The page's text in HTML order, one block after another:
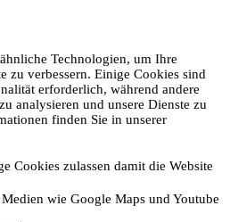
Lernort
Technologien, um Ihre
zu verbessern. Einige Cookies sind
erforderlich, während andere
analysieren und unsere Dienste zu
finden Sie in unserer
Cookies zulassen damit die Website
wie Google Maps und Youtube